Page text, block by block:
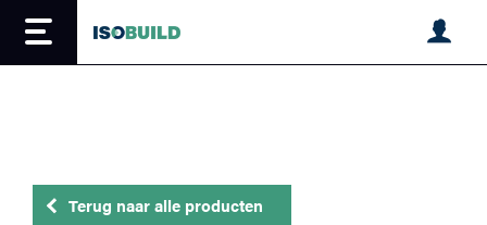
Terug naar alle producten